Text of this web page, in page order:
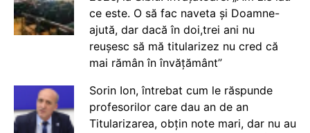
ce este. O să fac naveta și Doamne-
ajută, dar dacă în doi,trei ani nu
reușesc să mă titularizez nu cred că
mai rămân în învățământ”
Sorin Ion, întrebat cum le răspunde
profesorilor care dau an de an
Titularizarea, obțin note mari, dar nu au